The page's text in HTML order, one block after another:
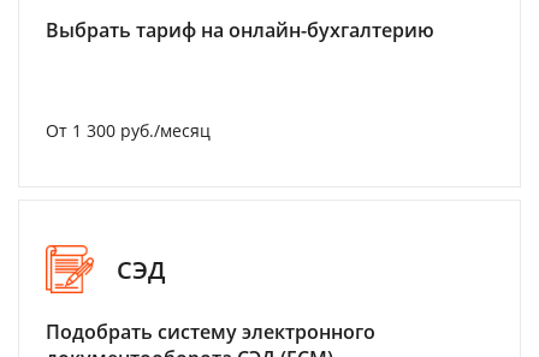
Выбрать тариф на онлайн-бухгалтерию
От 1 300 руб./месяц
СЭД
Подобрать систему электронного